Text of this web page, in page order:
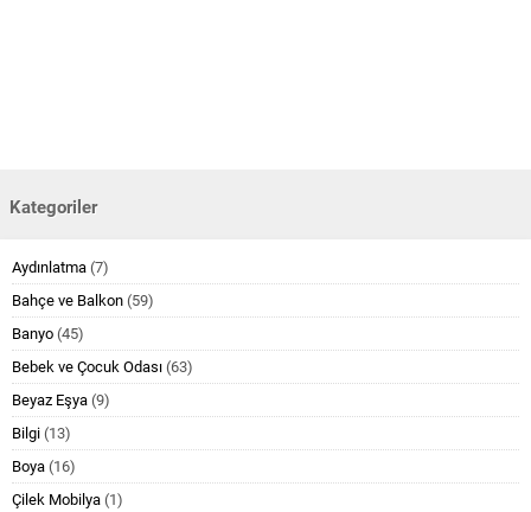
Kategoriler
Aydınlatma (7)
Bahçe ve Balkon (59)
Banyo (45)
Bebek ve Çocuk Odası (63)
Beyaz Eşya (9)
Bilgi (13)
Boya (16)
Çilek Mobilya (1)